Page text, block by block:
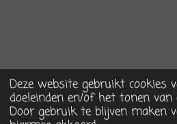
Deze website gebruikt cookies
doeleinden en/of het tonen van
Door gebruik te blijven maken